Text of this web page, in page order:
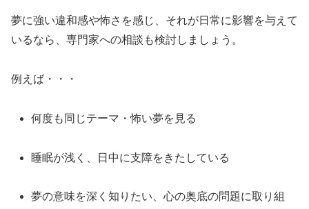
夢に強い違和感や怖さを感じ、それが日常に影響を与えて
いるなら、専門家への相談も検討しましょう。
例えば・・・
何度も同じテーマ・怖い夢を見る
睡眠が浅く、日中に支障をきたしている
夢の意味を深く知りたい、心の奥底の問題に取り組